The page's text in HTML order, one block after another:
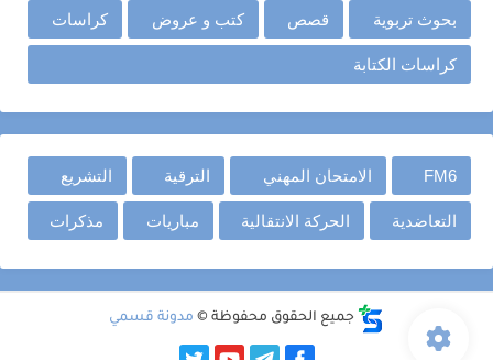
بحوث تربوية قصص كتب و عروض كراسات
كراسات الكتابة
FM6 الامتحان المهني الترقية التشريع
التعاضدية الحركة الانتقالية مباريات مذكرات
جميع الحقوق محفوظة © مدونة قسمي